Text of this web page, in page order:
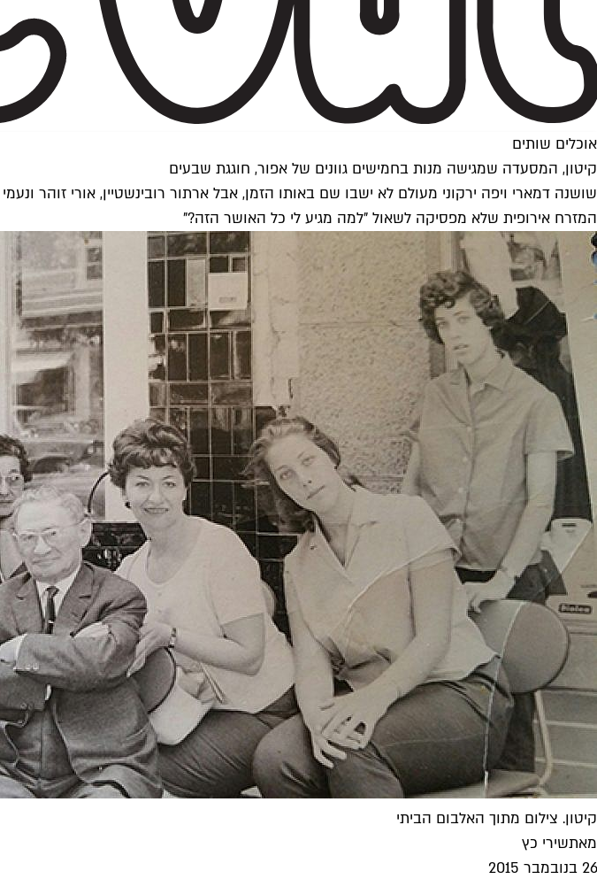
אוכלים שותים
קיטון, המסעדה שמגישה מנות בחמישים גוונים של אפור, חוגגת שבעים
המזרח אירופית שלא מפסיקה לשאול "למה מגיע לי כל האושר הזה?"
קיטון. צילום מתוך האלבום הביתי
מאתשירי כץ
26 בנובמבר 2015